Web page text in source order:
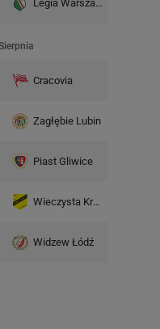
Legia Warszawa
Cracovia
Zagłębie Lubin
Piast Gliwice
Wieczysta Kraków
Widzew Łódź